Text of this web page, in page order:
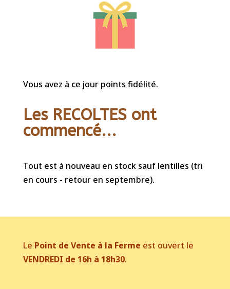
Vous avez à ce jour points fidélité.
Les RECOLTES ont
commencé...
Tout est à nouveau en stock sauf lentilles (tri
en cours - retour en septembre).
Le Point de Vente à la Ferme est ouvert le
VENDREDI de 16h à 18h30.